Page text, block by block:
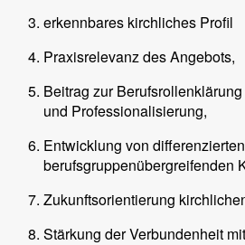
erkennbares kirchliches Profil
Praxisrelevanz des Angebots,
Beitrag zur
und Professionalisierung,
Entwicklung von differenzierten
berufsgruppenübergreifenden
Zukunftsorientierung
Stärkung der Verbundenheit